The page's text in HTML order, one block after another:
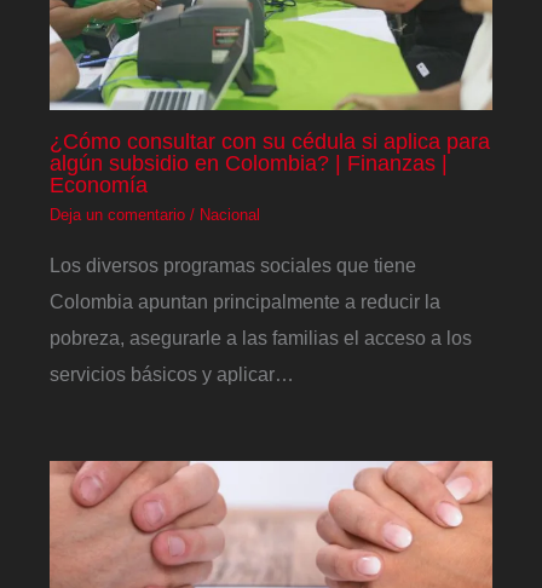
¿Cómo consultar con su cédula si aplica para
algún subsidio en Colombia? | Finanzas |
Economía
Deja un comentario / Nacional
Los diversos programas sociales que tiene
Colombia apuntan principalmente a reducir la
pobreza, asegurarle a las familias el acceso a los
servicios básicos y aplicar…